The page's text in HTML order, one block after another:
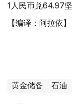
1人民币兑64.97坚
【编译：阿拉依】
黄金储备 石油